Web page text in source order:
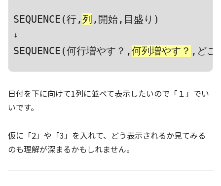
SEQUENCE(行,列 ,開始,目盛り)
SEQUENCE(何行増やす？,何列増やす？ ,どこ
日付を下に向けて1列に並べて表示したいので「１」でい
いです。
仮に「2」や「3」を入れて、どう表示されるか見てみる
のも理解が深まるかもしれません。